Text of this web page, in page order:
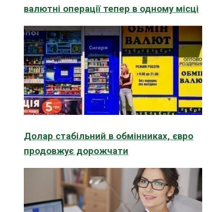
валютні операції тепер в одному місці
Долар стабільний в обмінниках, євро
продовжує дорожчати